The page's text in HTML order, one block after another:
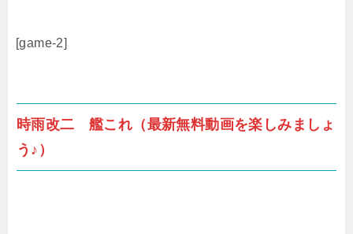
[game-2]
時雨改二 艦これ（最新無料動画を楽しみましょ
う♪）